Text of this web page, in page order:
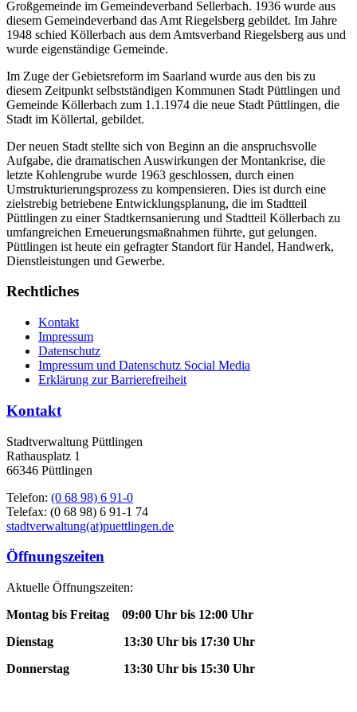
Großgemeinde im Gemeindeverband Sellerbach. 1936 wurde aus
diesem Gemeindeverband das Amt Riegelsberg gebildet. Im Jahre
1948 schied Köllerbach aus dem Amtsverband Riegelsberg aus und
wurde eigenständige Gemeinde.
Im Zuge der Gebietsreform im Saarland wurde aus den bis zu
diesem Zeitpunkt selbstständigen Kommunen Stadt Püttlingen und
Gemeinde Köllerbach zum 1.1.1974 die neue Stadt Püttlingen, die
Stadt im Köllertal, gebildet.
Der neuen Stadt stellte sich von Beginn an die anspruchsvolle
Aufgabe, die dramatischen Auswirkungen der Montankrise, die
letzte Kohlengrube wurde 1963 geschlossen, durch einen
Umstrukturierungsprozess zu kompensieren. Dies ist durch eine
zielstrebig betriebene Entwicklungsplanung, die im Stadtteil
Püttlingen zu einer Stadtkernsanierung und Stadtteil Köllerbach zu
umfangreichen Erneuerungsmaßnahmen führte, gut gelungen.
Püttlingen ist heute ein gefragter Standort für Handel, Handwerk,
Dienstleistungen und Gewerbe.
Rechtliches
Kontakt
Impressum
Datenschutz
Impressum und Datenschutz Social Media
Erklärung zur Barrierefreiheit
Kontakt
Stadtverwaltung Püttlingen
Rathausplatz 1
66346 Püttlingen
Telefon: (0 68 98) 6 91-0
Telefax: (0 68 98) 6 91-1 74
stadtverwaltung(at)puettlingen.de
Öffnungszeiten
Aktuelle Öffnungszeiten:
Montag bis Freitag 09:00 Uhr bis 12:00 Uhr
Dienstag 13:30 Uhr bis 17:30 Uhr
Donnerstag 13:30 Uhr bis 15:30 Uhr